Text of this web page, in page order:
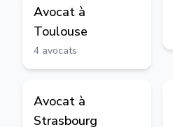
Avocat à
Toulouse
4 avocats
Avocat à
Strasbourg